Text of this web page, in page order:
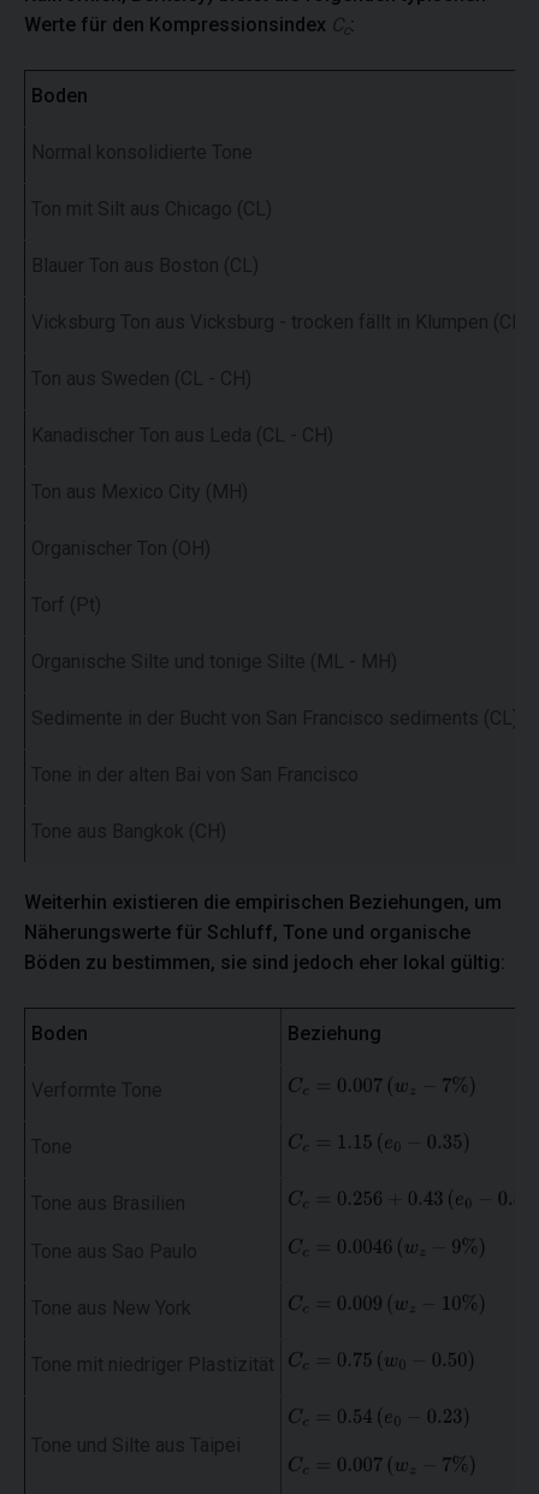
Werte für den Kompressionsindex C :
Boden
Normal konsolidierte Tone
Ton mit Silt aus Chicago (CL)
Blauer Ton aus Boston (CL)
Vicksburg Ton aus Vicksburg - trocken fällt in Klumpen (CH)
Ton aus Sweden (CL - CH)
Kanadischer Ton aus Leda (CL - CH)
Ton aus Mexico City (MH)
Organischer Ton (OH)
Torf (Pt)
Organische Silte und tonige Silte (ML - MH)
Sedimente in der Bucht von San Francisco sediments (CL)
Tone in der alten Bai von San Francisco
Tone aus Bangkok (CH)
Weiterhin existieren die empirischen Beziehungen, um
Näherungswerte für Schluff, Tone und organische
Böden zu bestimmen, sie sind jedoch eher lokal gültig:
Boden Beziehung
Verformte Tone
Tone
Tone aus Brasilien
Tone aus Sao Paulo
Tone aus New York
Tone mit niedriger Plastizität
Tone und Silte aus Taipei